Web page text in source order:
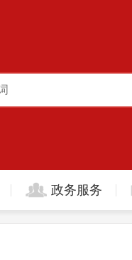
政务服务